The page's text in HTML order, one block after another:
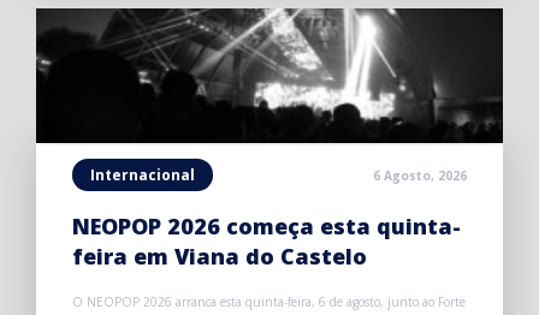
Internacional 6 Agosto, 2026
NEOPOP 2026 começa esta quinta-
feira em Viana do Castelo
O NEOPOP 2026 arranca esta quinta-feira, 6 de agosto, junto ao Forte